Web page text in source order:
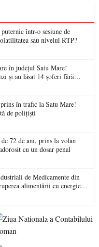
într-o sesiune de
sau nivelul RTP?
în județul Satu Mare!
și au lăsat 14 șoferi fără
în trafic la Satu Mare!
de polițiști
72 de ani, prins la volan
cu un dosar penal
de Medicamente din
alimentării cu energie
va pune în pericol